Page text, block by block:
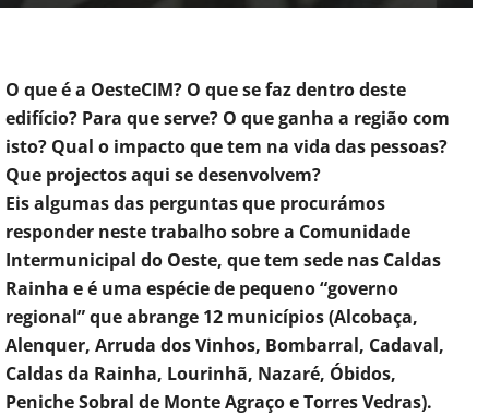
O que é a OesteCIM? O que se faz dentro deste
edifício? Para que serve? O que ganha a região com
isto? Qual o impacto que tem na vida das pessoas?
Que projectos aqui se desenvolvem?
Eis algumas das perguntas que procurámos
responder neste trabalho sobre a Comunidade
Intermunicipal do Oeste, que tem sede nas Caldas
Rainha e é uma espécie de pequeno “governo
regional” que abrange 12 municípios (Alcobaça,
Alenquer, Arruda dos Vinhos, Bombarral, Cadaval,
Caldas da Rainha, Lourinhã, Nazaré, Óbidos,
Peniche Sobral de Monte Agraço e Torres Vedras).